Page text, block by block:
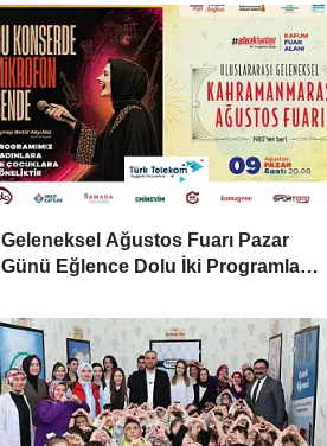
Geleneksel Ağustos Fuarı Pazar
Günü Eğlence Dolu İki Programla